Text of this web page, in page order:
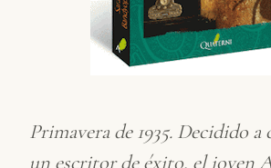
Primavera de 1935. Decidido
un escritor de éxito, el joven